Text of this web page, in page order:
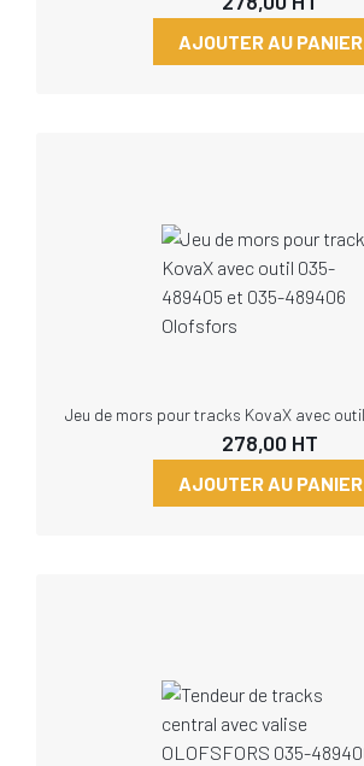
AJOUTER AU PANIER
278,00 HT
AJOUTER AU PANIER